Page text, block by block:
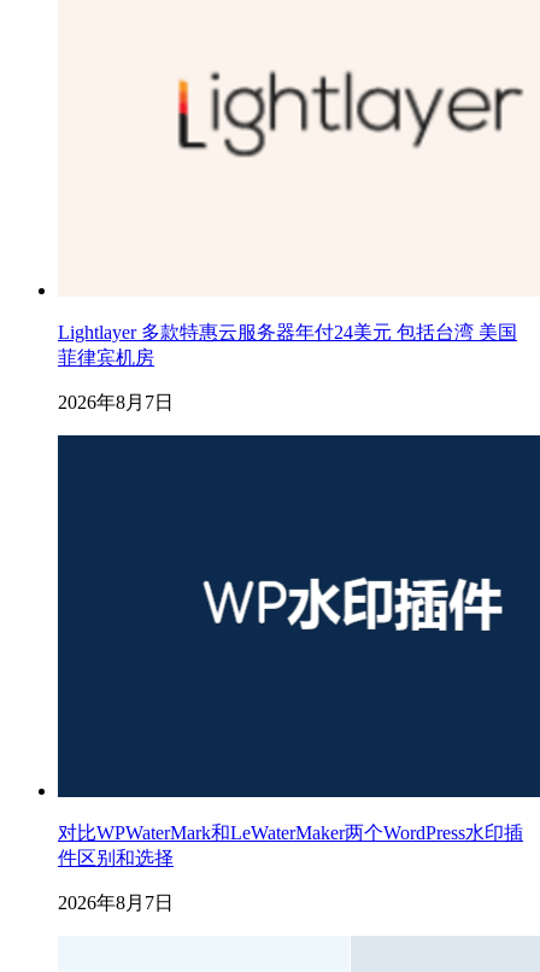
Lightlayer 多款特惠云服务器年付24美元 包括台湾 美国
菲律宾机房
2026年8月7日
对比WPWaterMark和LeWaterMaker两个WordPress水印插
件区别和选择
2026年8月7日